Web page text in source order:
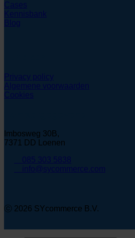
Cases
Kennisbank
Blog
Privacy policy
Algemene voorwaarden
Cookies
Imbosweg 30B,
7371 DD Loenen
085 303 5838
info@sycommerce.com
ⓒ 2026 SYcommerce B.V.